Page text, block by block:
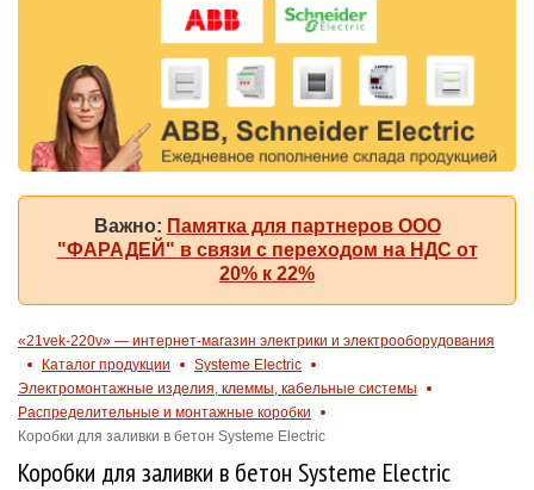
Важно: Памятка для партнеров ООО
"ФАРАДЕЙ" в связи с переходом на НДС от
20% к 22%
«21vek-220v» — интернет-магазин электрики и электрооборудования
Каталог продукции
Systeme Electric
Электромонтажные изделия, клеммы, кабельные системы
Распределительные и монтажные коробки
Коробки для заливки в бетон Systeme Electric
Коробки для заливки в бетон Systeme Electric